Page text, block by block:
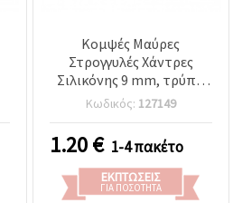
Κομψές Μαύρες
Στρογγυλές Χάντρες
Σιλικόνης 9 mm, τρύπα
2,5 mm – Σετ 5 τεμ. για
κοσμήματα &
δημιουργικές DIY
κατασκευές
Κωδικός: 127149
1.20€ 1-4 πακέτο
ΕΚΠΤΏΣΕΙΣ
ΓΙΑ ΠΟΣΌΤΗΤΑ